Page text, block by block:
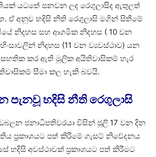
යටතේ පනවන ලද රෙගුලාසිද ඇතුලත්
ඒ අනුව හදිසි නීති රෙගුලාසි මගින් සිතීමේ
නිදහස සහ ආගමික නිදහස ( 10 වන
නිදහස (11 වන ව්‍යවස්ථාව) යන
කර ඇති මූලික අයිතිවාසිකම් හැර
සීමා කල හැකි බවයි.
පැනවූ හදිසි නීති රෙගුලාසි
ජනාධිපතිවරයා විසින් ජූලි 17 වන දින
ප්‍රකාශයට පත් කිරීමේ ගැසට් නිවේදනය
හදිසි අවස්ථාවක් ප්‍රකාශයට පත් කිරීමට